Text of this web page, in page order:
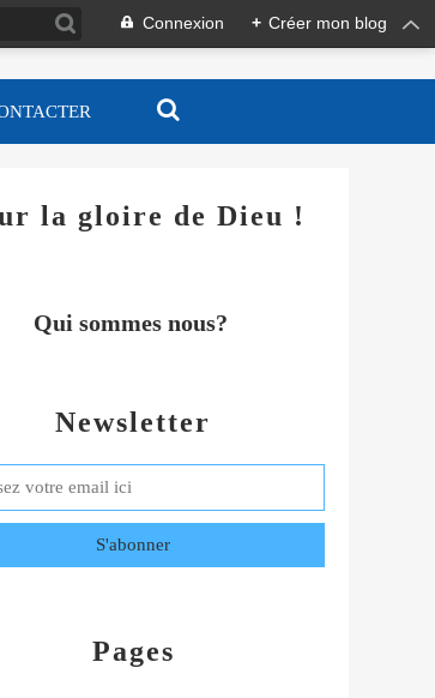
Connexion + Créer mon blog
Newsletter
Pages
la gloire de Dieu !
Qui sommes nous?